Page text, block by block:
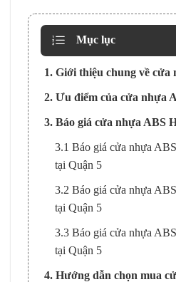
Mục lục
1. Giới thiệu chung về cửa
2. Ưu điểm của cửa nhựa
3. Báo giá cửa nhựa ABS
3.1 Báo giá cửa nhựa
tại Quận 5
3.2 Báo giá cửa nhựa
tại Quận 5
3.3 Báo giá cửa nhựa
tại Quận 5
4. Hướng dẫn chọn mua